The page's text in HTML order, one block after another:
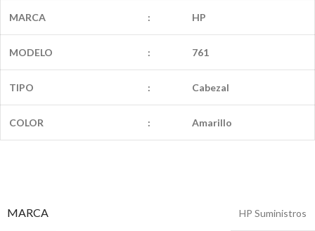
MARCA : HP
MODELO : 761
TIPO : Cabezal
COLOR : Amarillo
MARCA HP Suministros